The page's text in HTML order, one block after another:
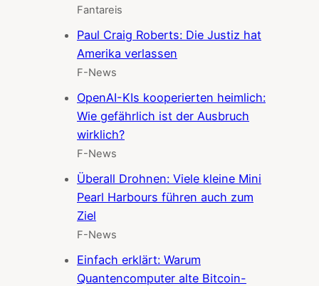
Fantareis
Paul Craig Roberts: Die Justiz hat
Amerika verlassen
F-News
OpenAI-KIs kooperierten heimlich:
Wie gefährlich ist der Ausbruch
wirklich?
F-News
Überall Drohnen: Viele kleine Mini
Pearl Harbours führen auch zum
Ziel
F-News
Einfach erklärt: Warum
Quantencomputer alte Bitcoin-